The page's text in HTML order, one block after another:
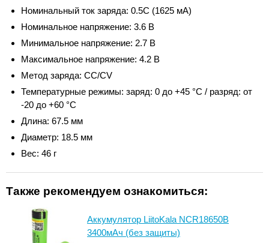
Номинальный ток заряда: 0.5С (1625 мА)
Номинальное напряжение: 3.6 В
Минимальное напряжение: 2.7 В
Максимальное напряжение: 4.2 В
Метод заряда: CC/CV
Температурные режимы: заряд: 0 до +45 °С / разряд: от
-20 до +60 °С
Длина: 67.5 мм
Диаметр: 18.5 мм
Вес: 46 г
Также рекомендуем ознакомиться:
Аккумулятор LiitoKala NCR18650B
3400мАч (без защиты)